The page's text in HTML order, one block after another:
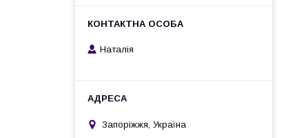
Наталія
Запоріжжя, Україна